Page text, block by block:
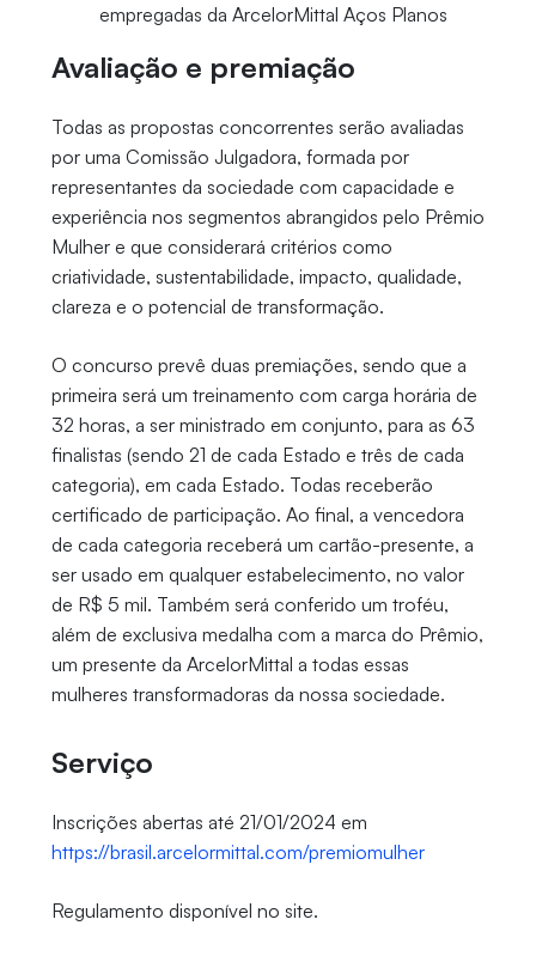
empregadas da ArcelorMittal Aços Planos
Avaliação e premiação
Todas as propostas concorrentes serão avaliadas
por uma Comissão Julgadora, formada por
representantes da sociedade com capacidade e
experiência nos segmentos abrangidos pelo Prêmio
Mulher e que considerará critérios como
criatividade, sustentabilidade, impacto, qualidade,
clareza e o potencial de transformação.
O concurso prevê duas premiações, sendo que a
primeira será um treinamento com carga horária de
32 horas, a ser ministrado em conjunto, para as 63
finalistas (sendo 21 de cada Estado e três de cada
categoria), em cada Estado. Todas receberão
certificado de participação. Ao final, a vencedora
de cada categoria receberá um cartão-presente, a
ser usado em qualquer estabelecimento, no valor
de R$ 5 mil. Também será conferido um troféu,
além de exclusiva medalha com a marca do Prêmio,
um presente da ArcelorMittal a todas essas
mulheres transformadoras da nossa sociedade.
Serviço
Inscrições abertas até 21/01/2024 em
https://brasil.arcelormittal.com/premiomulher
Regulamento disponível no site.